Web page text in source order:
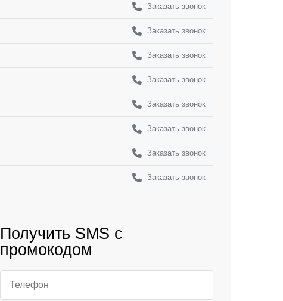
Заказать звонок
Заказать звонок
Заказать звонок
Заказать звонок
Заказать звонок
Заказать звонок
Заказать звонок
Заказать звонок
Получить SMS с
промокодом